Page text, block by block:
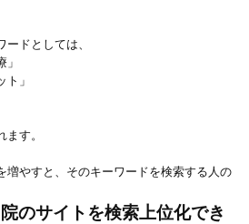
ドとしては、
」
す。
増やすと、そのキーワードを検索する人の
のサイトを検索上位化でき